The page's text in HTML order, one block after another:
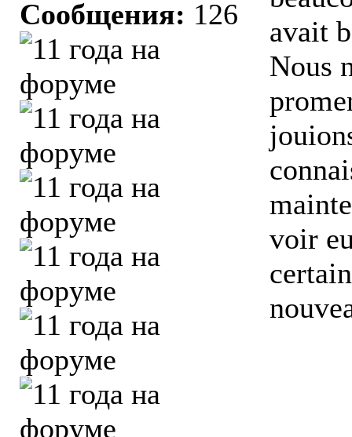
Сообщения: 126
avait
Nous
voir